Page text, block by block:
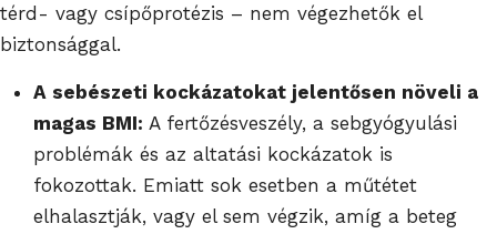
térd- vagy csípőprotézis – nem végezhetők el
biztonsággal.
A sebészeti kockázatokat jelentősen növeli a
magas BMI: A fertőzésveszély, a sebgyógyulási
problémák és az altatási kockázatok is
fokozottak. Emiatt sok esetben a műtétet
elhalasztják, vagy el sem végzik, amíg a beteg